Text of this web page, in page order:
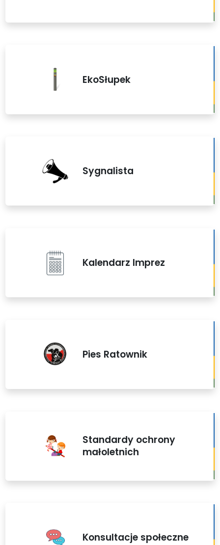
EkoSłupek
Sygnalista
Kalendarz Imprez
Pies Ratownik
Standardy ochrony
małoletnich
Konsultacje społeczne